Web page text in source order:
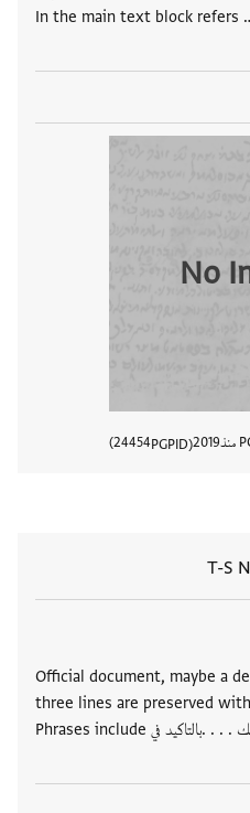
In the main text block refers
No
2019
PGPID
24454
T-S
Official document, maybe a
three lines are preserved